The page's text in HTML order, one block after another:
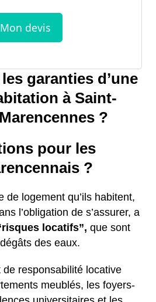
garanties d’une
à Saint-
?
pour les
?
de logement qu’ils habitent,
l’obligation de s’assurer, a
locatifs”, que sont
des eaux.
responsabilité locative
meublés, les foyers-